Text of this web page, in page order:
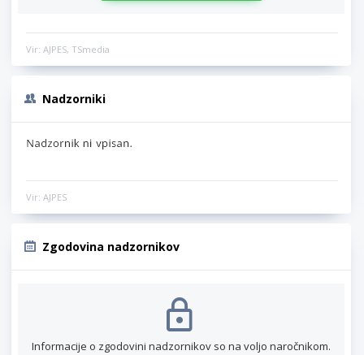
Vir: AJPES, TSmedia
Nadzorniki
Vir: AJPES
Zgodovina nadzornikov
Informacije o zgodovini nadzornikov so na voljo naročnikom.